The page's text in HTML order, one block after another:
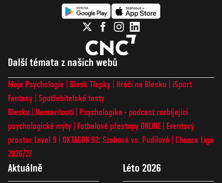
Další témata z našich webů
Moje Psychologie Blesk Tlapky Hráči na Blesku
iSport
Fantasy Spotřebitelské testy
Blesku
Nemovitosti
Psychologika - podcast rozbíjející
psychologické mýty
Fotbalové přestupy ONLINE
Eventový
prostor Level 9 OKTAGON 92: Szabová vs. Pudilová
Chance Liga
2026/27
Aktuálně Léto 2026